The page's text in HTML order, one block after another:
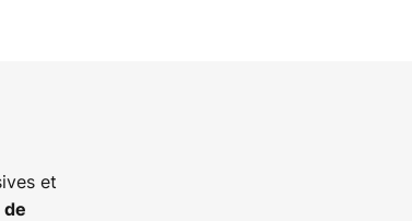
et
de